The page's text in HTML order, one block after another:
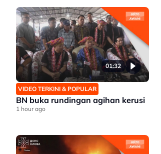
01:32
VIDEO TERKINI & POPULAR
BN buka rundingan agihan kerusi
1 hour ago